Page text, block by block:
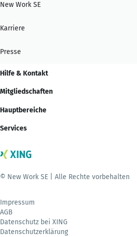
New Work SE
Karriere
Presse
Hilfe & Kontakt
Mitgliedschaften
Hauptbereiche
Services
© New Work SE | Alle Rechte vorbehalten
Impressum
AGB
Datenschutz bei XING
Datenschutzerklärung